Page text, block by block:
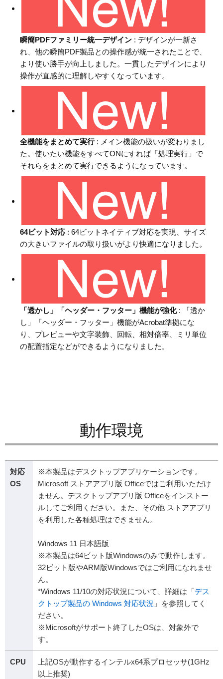
瞬簡PDFファミリー統一デザイン : デザインが一新さ
れ、他の瞬簡PDF製品との操作感が統一されたことで、
より使い勝手が向上しました。一貫したデザインにより
操作が直感的に理解しやすくなっています。
全機能をまとめて実行: メイン機能の扱いが変わりまし
た。使いたい機能をすべてONにすれば「処理実行」で
それらをまとめて実行できるようになっています。
64ビット対応: 64ビットネイティブ対応を実現、サイズ
の大きいファイルの取り扱いがより快適になりました。
「透かし」「ヘッダー・フッター」機能が強化: 「透か
し」「ヘッダー・フッター」機能がAcrobat準拠にな
り、プレビューや文字装飾、回転、相対倍率、ミリ単位
の配置指定などができるようになりました。
動作環境
対応
OS
※本製品はデスクトップアプリケーションです。
Microsoft ストアアプリ版 Officeではご利用いただけ
ません。デスクトップアプリ版 Officeをインストー
ルしてご利用ください。また、その他 ストアアプリ
を利用した各種処理はできません。
Windows 11 日本語版
※本製品は64ビット版Windowsのみで動作します。
32ビット版やARM版Windowsではご利用になれませ
ん。
*Windows 11/10の対応状況について、詳細は「デス
クトップ製品の Windows 対応状況 」を参照してく
ださい。
※Microsoftがサポート終了したOSは、対象外で
す。
CPU
上記OSが動作するインテルx64系プロセッサ(1GHz
以上推奨)